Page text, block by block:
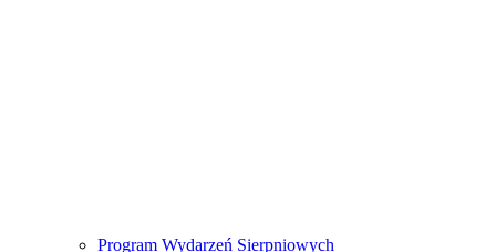
Program Wydarzeń Sierpniowych